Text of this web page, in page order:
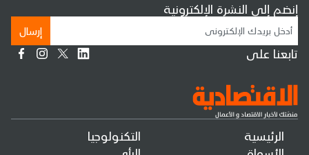
الرئيسية
التكنولوجيا
إنضم إلى النشرة الإلكترونية
إرسال
تابعنا على